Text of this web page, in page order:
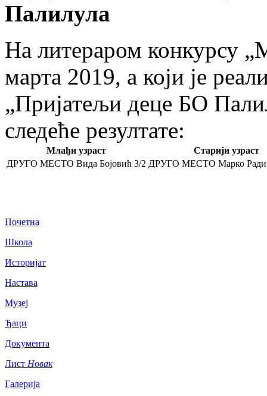
Палилула
На литераром конкурсу
марта 2019, а који је
„Пријатељи деце БО
следеће резултате:
Млађи узраст
Старији узраст
ДРУГО МЕСТО Вида Бојовић 3/2 ДРУГО МЕСТО Марко
Почетна
Школа
Историјат
Настава
Музеј
Ђаци
Документа
Лист Новак
Галерија